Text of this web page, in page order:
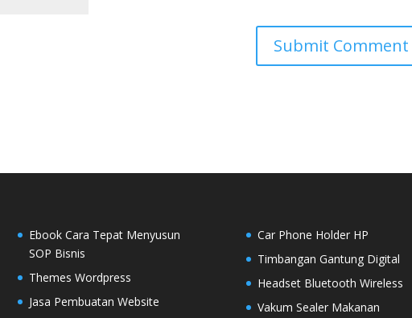
Ebook Cara Tepat Menyusun
SOP Bisnis
Themes Wordpress
Jasa Pembuatan Website
Car Phone Holder HP
Timbangan Gantung Digital
Headset Bluetooth Wireless
Vakum Sealer Makanan